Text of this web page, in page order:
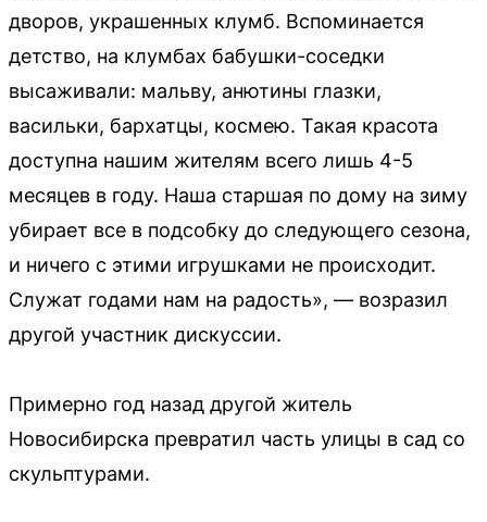
дворов, украшенных клумб. Вспоминается
детство, на клумбах бабушки-соседки
высаживали: мальву, анютины глазки,
васильки, бархатцы, космею. Такая красота
доступна нашим жителям всего лишь 4-5
месяцев в году. Наша старшая по дому на зиму
убирает все в подсобку до следующего сезона,
и ничего с этими игрушками не происходит.
Служат годами нам на радость», — возразил
другой участник дискуссии.
Примерно год назад другой житель
Новосибирска превратил часть улицы в сад со
скульптурами.